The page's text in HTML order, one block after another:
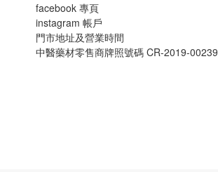
facebook 專頁
instagram 帳戶
門市地址及營業時間
中醫藥材零售商牌照號碼 CR-2019-00239